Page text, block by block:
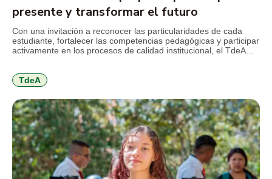
presente y transformar el futuro
Con una invitación a reconocer las particularidades de cada
estudiante, fortalecer las competencias pedagógicas y participar
activamente en los procesos de calidad institucional, el TdeA
docentes nuevos y antiguos alrededor de los principales retos
que plantea […]
TdeA